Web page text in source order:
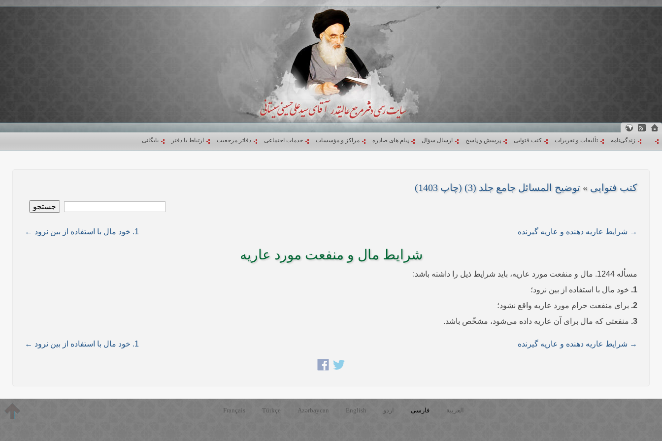
... زندگی‌نامه تألیفات و تقریرات کتب فتوایی پرسش و پاسخ ارسال سؤال پیام های صادره مراکز و مؤسسات خدمات اجتماعی دفاتر مرجعیت ارتباط با دفتر بایگانی
کتب فتوایی » توضیح المسائل جامع جلد (3) (چاپ 1403)
جستجو
1. خود مال با استفاده از بین نرود ← → شرایط عاریه دهنده و عاریه گیرنده
شرایط مال و منفعت مورد عاریه
مسأله 1244. مال و منفعت مورد عاریه، باید شرایط ذیل را داشته باشد:
1. خود مال با استفاده از بین نرود؛
2. برای منفعت حرام مورد عاریه واقع نشود؛
3. منفعتی که مال برای آن عاریه داده می‌شود، مشخّص باشد.
1. خود مال با استفاده از بین نرود ← → شرایط عاریه دهنده و عاریه گیرنده
العربية فارسی اردو English
Azərbaycan
Türkçe
Français